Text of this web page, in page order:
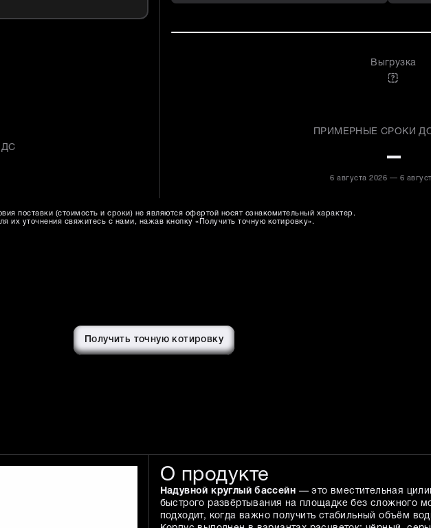
Выгрузка
ПРИМЕРНЫЕ СРОКИ
–
6 августа 2026 — 6
поставки (стоимость и сроки) не являются офертой носят ознакомительный характер.
их уточнения свяжитесь с нами, нажав кнопку «Получить точную котировку».
Получить точную котировку
О продукте
Надувной круглый бассейн — это вместительная
быстрого развёртывания на площадке без сложного
подходит, когда важно получить стабильный объём